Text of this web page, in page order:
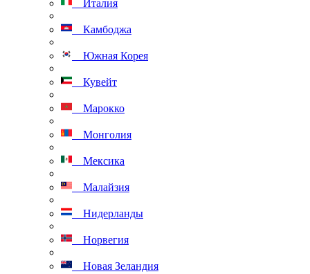
Италия
Камбоджа
Южная Корея
Кувейт
Марокко
Монголия
Мексика
Малайзия
Нидерланды
Норвегия
Новая Зеландия